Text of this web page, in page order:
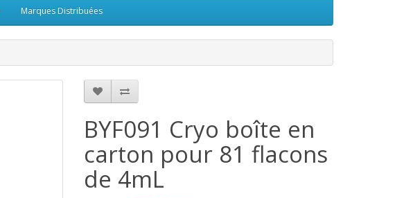
Marques Distribuées
BYF091 Cryo boîte en
carton pour 81 flacons
de 4mL